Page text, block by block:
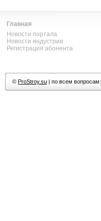
Главная
Новости портала
Новости индустрии
Регистрация абонента
© ProStroy.su| по всем вопросам: